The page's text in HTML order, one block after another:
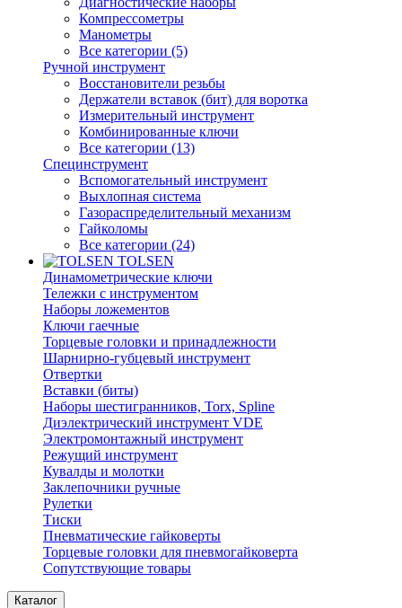
Компрессометры
Манометры
Все категории (5)
Ручной инструмент
Восстановители резьбы
Держатели вставок (бит) для воротка
Измерительный инструмент
Комбинированные ключи
Все категории (13)
Специнструмент
Вспомогательный инструмент
Выхлопная система
Газораспределительный механизм
Гайколомы
Все категории (24)
TOLSEN
Динамометрические ключи
Тележки с инструментом
Наборы ложементов
Ключи гаечные
Торцевые головки и принадлежности
Шарнирно-губцевый инструмент
Отвертки
Вставки (биты)
Наборы шестигранников, Torx, Spline
Диэлектрический инструмент VDE
Электромонтажный инструмент
Режущий инструмент
Кувалды и молотки
Заклепочники ручные
Рулетки
Тиски
Пневматические гайковерты
Торцевые головки для пневмогайковерта
Сопутствующие товары
Каталог